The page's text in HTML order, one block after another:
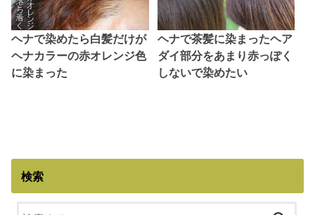
ヘナで染めたら白髪だけが
ヘナカラーの赤オレンジ色
に染まった
ヘナで茶髪に染まったヘア
ダイ部分をあまり赤っぽく
しないで染めたい
検索